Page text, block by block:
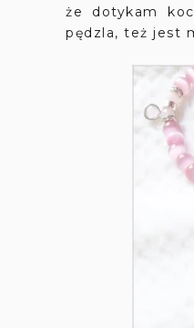
że dotykam
pędzla, też jest